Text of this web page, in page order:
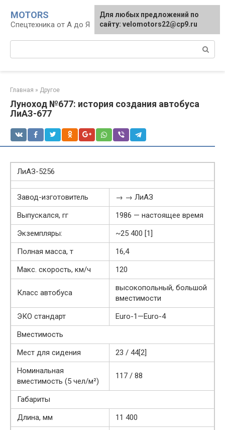
контенту
MOTORS
Спецтехника от А до Я
Главная » Другое
Луноход №677: история создания автобуса
ЛиАЗ-677
ЛиАЗ-5256
Завод-изготовитель
→ → ЛиАЗ
Выпускался, гг
1986 — настоящее время
Экземпляры:
~25 400 [1]
Полная масса, т
16,4
Макс. скорость, км/ч
120
Класс автобуса
высокопольный, большой
вместимости
ЭКО стандарт
Euro-1—Euro-4
Вместимость
Мест для сидения
23 / 44[2]
Номинальная
вместимость (5 чел/м²)
117 / 88
Габариты
Длина, мм
11 400
Для любых предложений по
сайту: velomotors22@cp9.ru